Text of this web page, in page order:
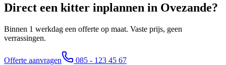
Direct een kitter inplannen in Ovezande?
Binnen 1 werkdag een offerte op maat. Vaste prijs, geen
verrassingen.
Offerte aanvragen 085 - 123 45 67